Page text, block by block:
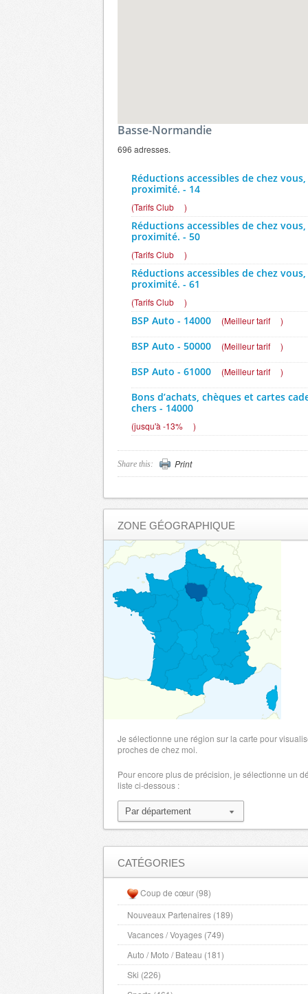
Basse-Normandie
696 adresses.
Réductions accessibles de chez
proximité. - 14
(Tarifs Club )
Réductions accessibles de chez
proximité. - 50
(Tarifs Club )
Réductions accessibles de chez
proximité. - 61
(Tarifs Club )
BSP Auto - 14000 (Meilleur tarif )
BSP Auto - 50000 (Meilleur tarif )
BSP Auto - 61000 (Meilleur tarif )
Bons d’achats, chèques et cartes
chers - 14000
(jusqu'à -13% )
chers - 50000
jusqu'à -13%
chers - 61000
(jusqu'à -13%
CAPROFEM (Electroménager, TV, Hi-
jusqu'à -30%
EUROPCAR - 14000 (-10%
EUROPCAR - 5000 )
EUROPCAR - 50000 -10%
EUROPCAR - 61000 -10%
SIXT - 14000 (Jusqu’à -15%
Jusqu’à -15%
SIXT - 61000
Vos tickets de cinéma moins chers -
Vos tickets de cinéma moins chers -
Jusqu'à -30% )
Jusqu'à -30%
Vos tickets de cinéma moins chers -
Jusqu'à -30% )
BELAMBRA clubs - 14000 (jusqu'à -
BELAMBRA clubs - 5000
BELAMBRA clubs - 50000
Share this: Print
ZONE GÉOGRAPHIQUE
Je sélectionne une région sur la carte pour
proches de chez moi.
Pour encore plus de précision, je sélectionne un
liste ci-dessous :
CATÉGORIES
Coup de cœur (98)
Nouveaux Partenaires (189)
Vacances / Voyages (749)
Auto / Moto / Bateau (181)
Ski (226)